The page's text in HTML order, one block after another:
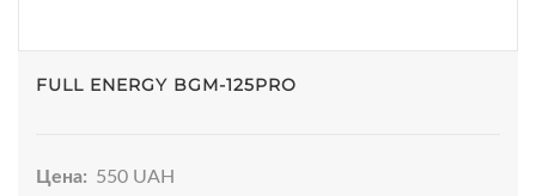
FULL ENERGY BGM-125PRO
Цена: 550 UAH